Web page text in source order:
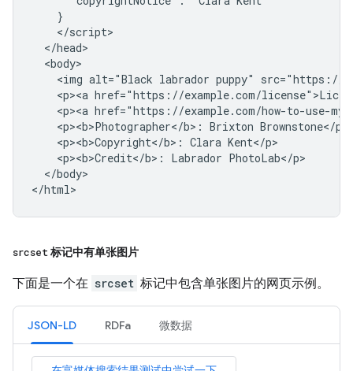
    }
    </script>
  </head>
  <body>
<img alt="Black labrador puppy"
<p><a href="https://example.com/
<p><a href="https://example.com/how-to-use-
    <p><b>Photographer</b>: Brixton Brownstone</p>
    <p><b>Copyright</b>: Clara Kent</p>
    <p><b>Credit</b>: Labrador PhotoLab</p>
  </body>
</html>
srcset 标记中有单张图片
下面是一个在 srcset 标记中包含单张图片的网页示例。
JSON-LD RDFa 微数据